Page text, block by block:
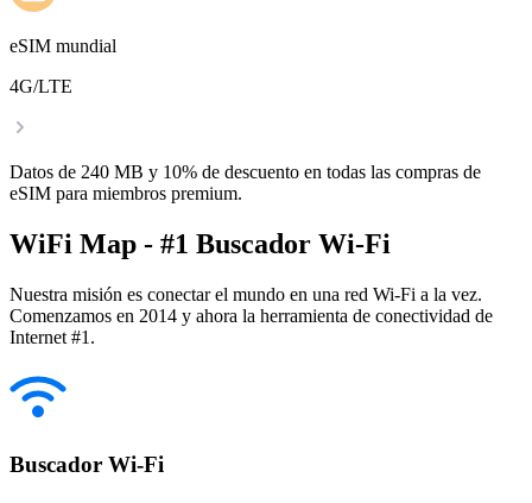
eSIM mundial
4G/LTE
Datos de 240 MB y 10% de descuento en todas las compras de
eSIM para miembros premium.
WiFi Map - #1 Buscador Wi-Fi
Nuestra misión es conectar el mundo en una red Wi-Fi a la vez.
Comenzamos en 2014 y ahora la herramienta de conectividad de
Internet #1.
Buscador Wi-Fi